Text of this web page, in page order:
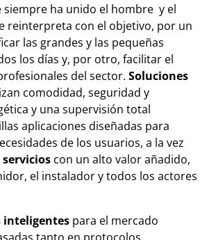
siempre ha unido el hombre y el
reinterpreta con el objetivo, por un
las grandes y las pequeñas
los días y, por otro, facilitar el
del sector. Soluciones
comodidad, seguridad y
y una supervisión total
aplicaciones diseñadas para
de los usuarios, a la vez
servicios con un alto valor añadido,
el instalador y todos los actores
inteligentes para el mercado